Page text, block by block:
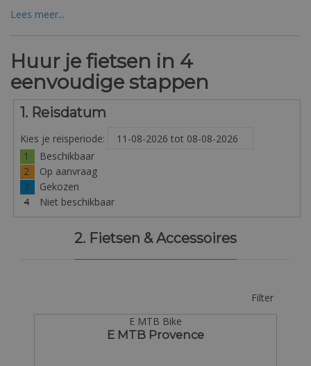
Lees meer...
Huur je fietsen in 4
eenvoudige stappen
1. Reisdatum
Kies je reisperiode:
1
Beschikbaar
2
Op aanvraag
3
Gekozen
4
Niet beschikbaar
2. Fietsen & Accessoires
Filter
E MTB Bike
E MTB Provence